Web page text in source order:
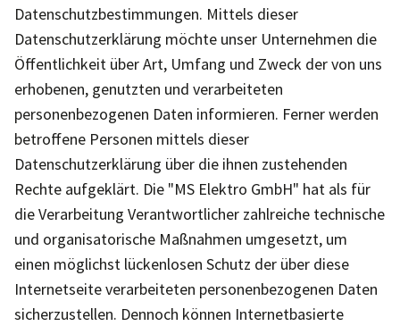
Datenschutzbestimmungen. Mittels dieser
Datenschutzerklärung möchte unser Unternehmen die
Öffentlichkeit über Art, Umfang und Zweck der von uns
erhobenen, genutzten und verarbeiteten
personenbezogenen Daten informieren. Ferner werden
betroffene Personen mittels dieser
Datenschutzerklärung über die ihnen zustehenden
Rechte aufgeklärt. Die "MS Elektro GmbH" hat als für
die Verarbeitung Verantwortlicher zahlreiche technische
und organisatorische Maßnahmen umgesetzt, um
einen möglichst lückenlosen Schutz der über diese
Internetseite verarbeiteten personenbezogenen Daten
sicherzustellen. Dennoch können Internetbasierte